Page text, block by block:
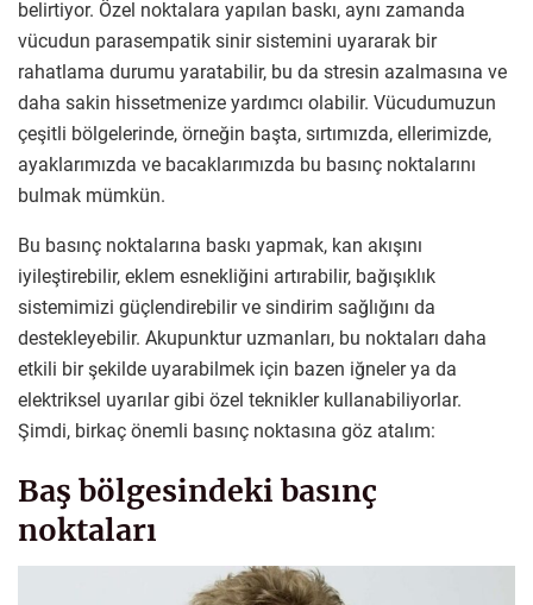
belirtiyor. Özel noktalara yapılan baskı, aynı zamanda
vücudun parasempatik sinir sistemini uyararak bir
rahatlama durumu yaratabilir, bu da stresin azalmasına ve
daha sakin hissetmenize yardımcı olabilir. Vücudumuzun
çeşitli bölgelerinde, örneğin başta, sırtımızda, ellerimizde,
ayaklarımızda ve bacaklarımızda bu basınç noktalarını
bulmak mümkün.
Bu basınç noktalarına baskı yapmak, kan akışını
iyileştirebilir, eklem esnekliğini artırabilir, bağışıklık
sistemimizi güçlendirebilir ve sindirim sağlığını da
destekleyebilir. Akupunktur uzmanları, bu noktaları daha
etkili bir şekilde uyarabilmek için bazen iğneler ya da
elektriksel uyarılar gibi özel teknikler kullanabiliyorlar.
Şimdi, birkaç önemli basınç noktasına göz atalım:
Baş bölgesindeki basınç
noktaları